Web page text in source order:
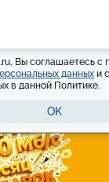
Вы соглашаетесь с
данных и
в данной Политике.
OK